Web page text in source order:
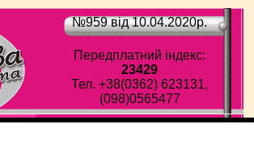
№959 від 10.04.2020p.
Передплатний індекс:
23429
Тел. +38(0362) 623131,
(098)0565477